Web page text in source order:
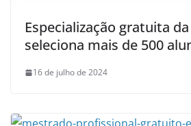
Especialização gratuita
seleciona mais de 500
16 de julho de 2024